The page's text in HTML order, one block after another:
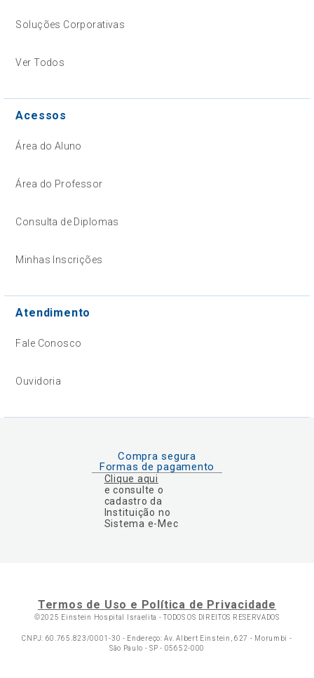
Soluções Corporativas
Ver Todos
Acessos
Área do Aluno
Área do Professor
Consulta de Diplomas
Minhas Inscrições
Atendimento
Fale Conosco
Ouvidoria
Compra segura
Formas de pagamento
Clique aqui
e consulte o
cadastro da
Instituição no
Sistema e-Mec
Termos de Uso e Política de Privacidade
©2025 Einstein Hospital Israelita -TODOS OS DIREITOS RESERVADOS
CNPJ: 60.765.823/0001-30 - Endereço: Av. Albert Einstein, 627 - Morumbi -
São Paulo - SP - 05652-000